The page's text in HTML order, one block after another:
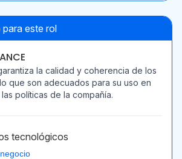
este rol
la calidad y coherencia de los
que son adecuados para su uso en
políticas de la compañía.
tecnológicos